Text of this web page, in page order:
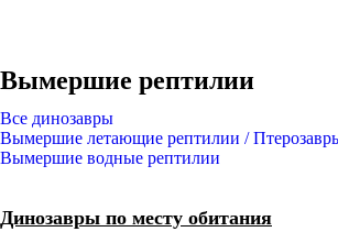
Вымершие рептилии
Все динозавры
Вымершие летающие рептилии /
Вымершие водные рептилии
Динозавры по месту обитания